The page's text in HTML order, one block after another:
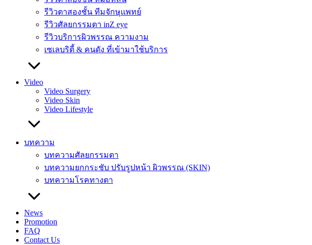
รีวิวตาสองชั้น ทีมจักษุแพทย์
รีวิวศัลยกรรมตา inZ eye
รีวิวบริการผิวพรรณ ความงาม
เซเลบริตี้ & คนดัง ที่เข้ามาใช้บริการ
Video
Video Surgery
Video Skin
Video Lifestyle
บทความ
บทความศัลยกรรมตา
บทความยกกระชับ ปรับรูปหน้า ผิวพรรณ (SKIN)
บทความโรคทางตา
News
Promotion
FAQ
Contact Us